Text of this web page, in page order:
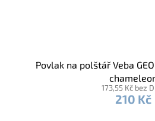
Povlak na polštář Veba
173,55 Kč bez
210 Kč